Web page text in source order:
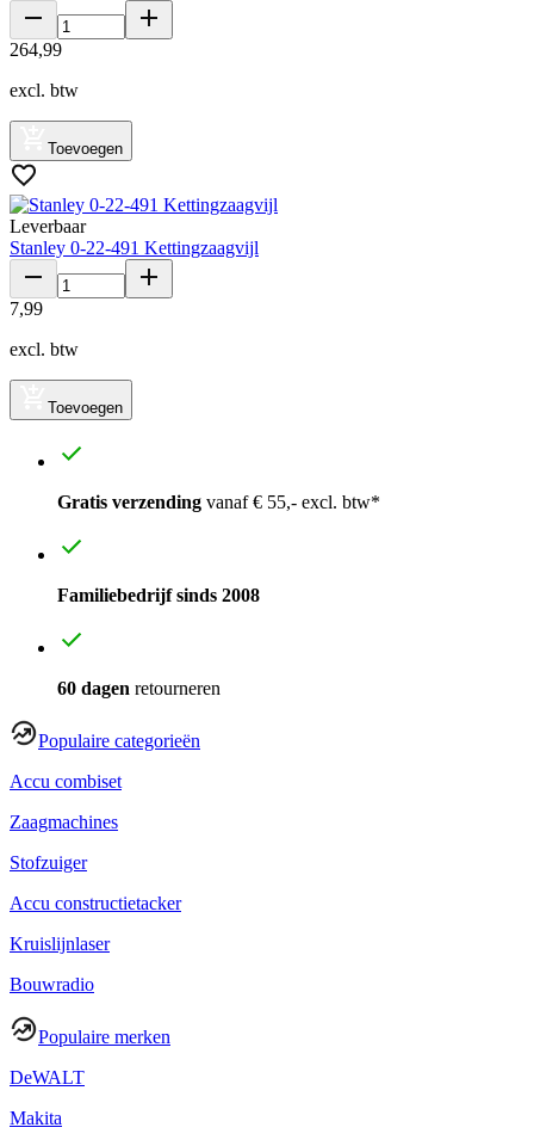
264,99
excl. btw
Toevoegen
Leverbaar
Stanley 0-22-491 Kettingzaagvijl
7,99
excl. btw
Toevoegen
Gratis verzending vanaf € 55,- excl. btw*
Familiebedrijf sinds 2008
60 dagen retourneren
Populaire categorieën
Accu combiset
Zaagmachines
Stofzuiger
Accu constructietacker
Kruislijnlaser
Bouwradio
Populaire merken
DeWALT
Makita